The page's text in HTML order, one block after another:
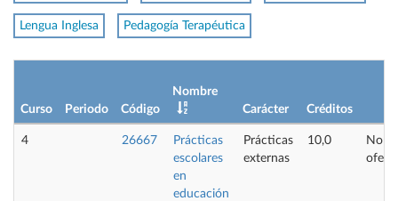
Lengua Inglesa Pedagogía Terapéutica
Curso Periodo Código
Nombre
Carácter
Créditos
4 26667
Prácticas
escolares
en
educación
Prácticas
externas
10,0
No